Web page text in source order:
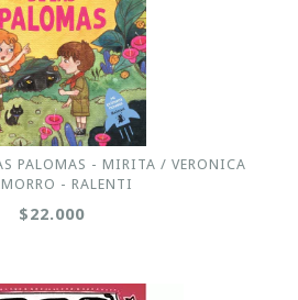
PALOMAS - MIRITA / VERONICA
- RALENTI
$22.000